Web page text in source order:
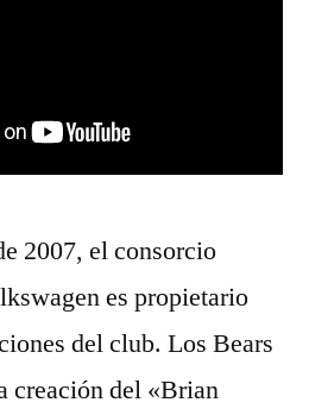
2007, el consorcio
es propietario
del club. Los Bears
creación del «Brian